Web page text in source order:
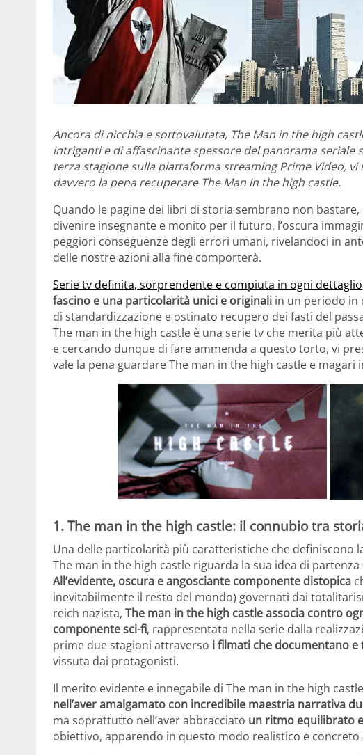
Ancora di nicchia e sottovalutata, The Man in the high
intriganti e di affascinante spessore del panorama seriale
terza stagione sulla piattaforma streaming Prime Video,
davvero la pena recuperare The Man in the high castle.
Quando le pagine dei libri di storia sembrano non
divenire insegnante e monito per il futuro, l’oscura
peggiori conseguenze degli errori umani, rivelandoci in
delle nostre azioni alla fine comporterà.
Serie tv definita, sorprendente e compiuta in ogni dettaglio
fascino e una particolarità unici e originali in un periodo in
di standardizzazione e ostinato recupero dei fasti del
The man in the high castle è una serie tv che merita più
e cercando dunque di fare ammenda a questo torto, vi
vale la pena guardare The man in the high castle e magari
1. The man in the high castle: il connubio tra
Una delle particolarità più caratteristiche che definiscono
The man in the high castle riguarda la sua idea di
All’evidente, oscura e angosciante componente distopica
inevitabilmente il resto del mondo) governati dai
reich nazista, The man in the high castle associa contro
componente sci-fi, rappresentata nella serie dalla
prime due stagioni attraverso i filmati che documentano
vissuta dai protagonisti.
Il merito evidente e innegabile di The man in the high
nell’aver amalgamato con incredibile maestria narrativa
ma soprattutto nell’aver abbracciato un ritmo equilibrato
obiettivo, apparendo in questo modo realistico e